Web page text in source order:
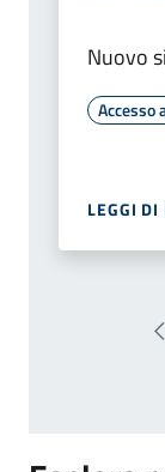
Nuovo
Accesso
LEGGI DI